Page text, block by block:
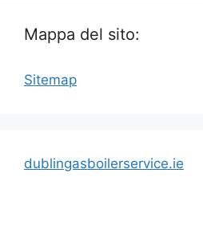
Mappa del sito:
Sitemap
dublingasboilerservice.ie